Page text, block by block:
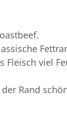
Fleisch viel
Rand